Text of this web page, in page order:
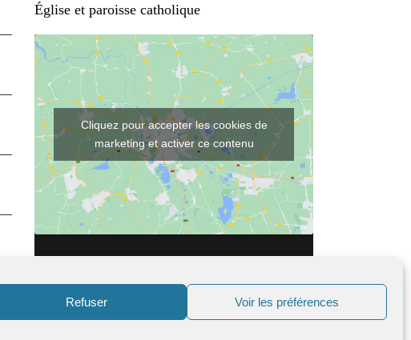
Refuser Voir les préférences
Église et paroisse catholique
Cliquez pour accepter les cookies de
marketing et activer ce contenu